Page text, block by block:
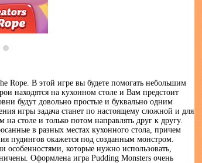
Rope. В этой игре вы будете помогать небольшим
находятся на кухонном столе и Вам предстоит
будут довольно простые и буквально одним
игры задача станет по настоящему сложной и для
столе и только потом направлять друг к другу.
в разных местах кухонного стола, причем
пудингов окажется под созданным монстром.
особенностями, которые нужно использовать,
Оформлена игра Pudding Monsters очень